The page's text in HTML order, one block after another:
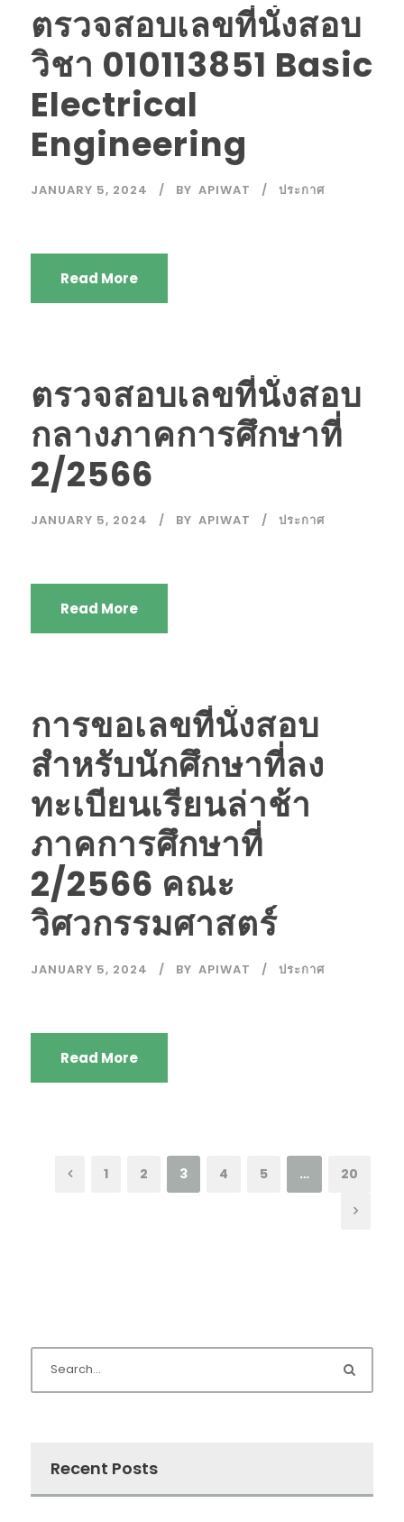
ตรวจสอบเลขที่นั่งสอบ
วิชา 010113851 Basic
Electrical
Engineering
JANUARY 5, 2024 BY APIWAT ประกาศ
Read More
ตรวจสอบเลขที่นั่งสอบ
กลางภาคการศึกษาที่
2/2566
JANUARY 5, 2024 BY APIWAT ประกาศ
Read More
การขอเลขที่นั่งสอบ
สำหรับนักศึกษาที่ลง
ทะเบียนเรียนล่าช้า
ภาคการศึกษาที่
2/2566 คณะ
วิศวกรรมศาสตร์
JANUARY 5, 2024 BY APIWAT ประกาศ
Read More
1 2 3 4 5 … 20
Recent Posts